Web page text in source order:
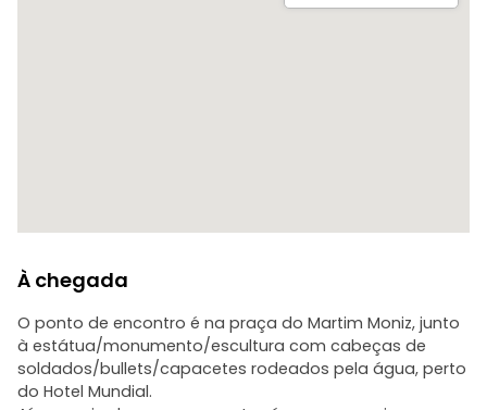
À chegada
O ponto de encontro é na praça do Martim Moniz, junto
à estátua/monumento/escultura com cabeças de
soldados/bullets/capacetes rodeados pela água, perto
do Hotel Mundial.